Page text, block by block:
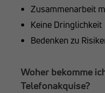
Zusammenarbeit
Keine Dringlichkeit
Bedenken zu
Woher bekomme
Telefonakquise?